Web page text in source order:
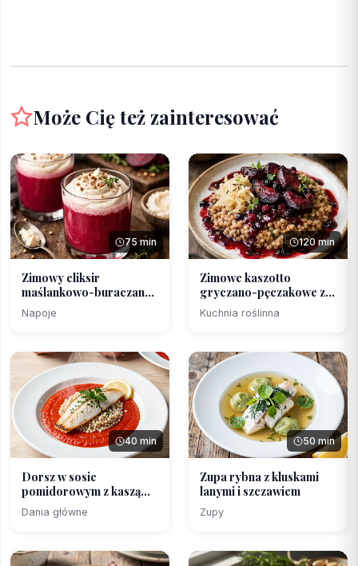
Może Cię też zainteresować
75 min
Zimowy eliksir
maślankowo-buraczany
z krem...
Napoje
120 min
Zimowe kaszotto
gryczano-pęczakowe z
piecz...
Kuchnia roślinna
40 min
Dorsz w sosie
pomidorowym z kaszą
pęczak (...
Dania główne
50 min
Zupa rybna z kluskami
lanymi i szczawiem
Zupy